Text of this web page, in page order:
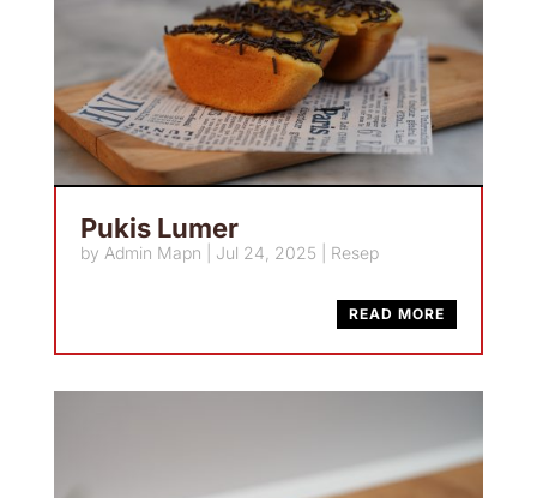
Pukis Lumer
by Admin Mapn Jul 24, 2025 Resep
READ MORE